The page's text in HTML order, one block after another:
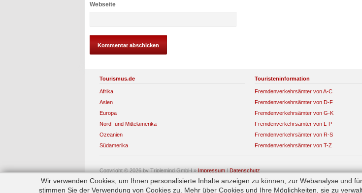
Webseite
Tourismus.de
Afrika
Asien
Europa
Nord- und Mittelamerika
Ozeanien
Südamerika
Touristeninformation
Fremdenverkehrsämter von A-C
Fremdenverkehrsämter von D-F
Fremdenverkehrsämter von G-K
Fremdenverkehrsämter von L-P
Fremdenverkehrsämter von R-S
Fremdenverkehrsämter von T-Z
Copyright © 2026 by Triplemind GmbH » Impressum|Datenschutz
Wir verwenden Cookies, um Ihnen personalisierte Inhalte anzeigen zu können, zur Webanalyse und
stimmen Sie der Verwendung von Cookies zu. Mehr über Cookies und Ihre Möglichkeiten, sie zu